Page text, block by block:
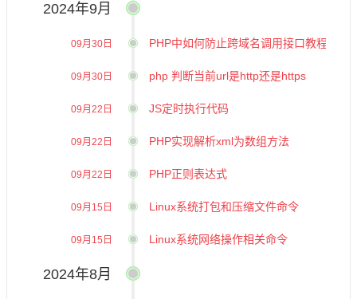
2024年9月
09月30日 PHP中如何防止跨域名调用接口教程
09月30日 php 判断当前url是http还是https
09月22日 JS定时执行代码
09月22日 PHP实现解析xml为数组方法
09月22日 PHP正则表达式
09月15日 Linux系统打包和压缩文件命令
09月15日 Linux系统网络操作相关命令
2024年8月